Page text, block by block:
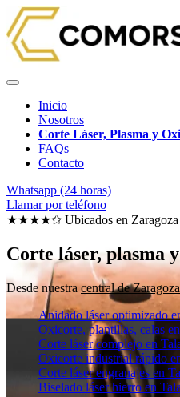
Inicio
Nosotros
Corte Láser, Plasma y
FAQs
Contacto
Whatsapp (24 horas)
Llamar por teléfono
★★★★✩ Ubicados en Zaragoza
Corte láser, plasma
Desde nuestracentral de Zaragoza
Anidado láser optimizado
Oxicorte, plantillas, calas
Corte láser complejo en
Oxicorte industrial rápido
Corte láser engranajes en
Biselado láser hierro en